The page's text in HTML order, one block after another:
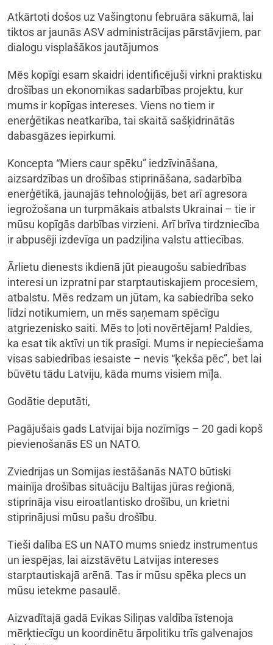
Atkārtoti došos uz Vašingtonu februāra sākumā, lai
tiktos ar jaunās ASV administrācijas pārstāvjiem, par
dialogu visplašākos jautājumos
Mēs kopīgi esam skaidri identificējuši virkni praktisku
drošības un ekonomikas sadarbības projektu, kur
mums ir kopīgas intereses. Viens no tiem ir
enerģētikas neatkarība, tai skaitā sašķidrinātās
dabasgāzes iepirkumi.
Koncepta “Miers caur spēku” iedzīvināšana,
aizsardzības un drošības stiprināšana, sadarbība
enerģētikā, jaunajās tehnoloģijās, bet arī agresora
iegrožošana un turpmākais atbalsts Ukrainai – tie ir
mūsu kopīgās darbības virzieni. Arī brīva tirdzniecība
ir abpusēji izdevīga un padziļina valstu attiecības.
Ārlietu dienests ikdienā jūt pieaugošu sabiedrības
interesi un izpratni par starptautiskajiem procesiem,
atbalstu. Mēs redzam un jūtam, ka sabiedrība seko
līdzi notikumiem, un mēs saņemam spēcīgu
atgriezenisko saiti. Mēs to ļoti novērtējam! Paldies,
ka esat tik aktīvi un tik prasīgi. Mums ir nepieciešama
visas sabiedrības iesaiste – nevis “ķekša pēc”, bet lai
būvētu tādu Latviju, kāda mums visiem mīļa.
Godātie deputāti,
Pagājušais gads Latvijai bija nozīmīgs – 20 gadi kopš
pievienošanās ES un NATO.
Zviedrijas un Somijas iestāšanās NATO būtiski
mainīja drošības situāciju Baltijas jūras reģionā,
stiprināja visu eiroatlantisko drošību, un krietni
stiprinājusi mūsu pašu drošību.
Tieši dalība ES un NATO mums sniedz instrumentus
un iespējas, lai aizstāvētu Latvijas intereses
starptautiskajā arēnā. Tas ir mūsu spēka plecs un
mūsu ietekme pasaulē.
Aizvadītajā gadā Evikas Siliņas valdība īstenoja
mērķtiecīgu un koordinētu ārpolitiku trīs galvenajos